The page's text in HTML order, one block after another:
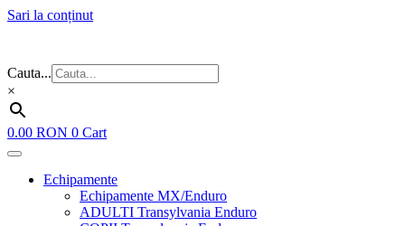
Sari la conținut
Cauta...
×
0.00 RON 0 Cart
Echipamente
Echipamente MX/Enduro
ADULTI Transylvania Enduro